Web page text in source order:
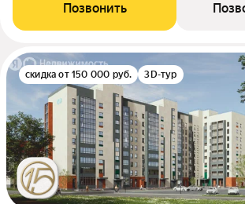
Позвонить
скидка от 150 000 руб. 3D-тур